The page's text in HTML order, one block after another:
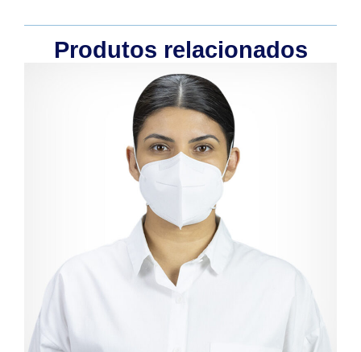
Produtos relacionados